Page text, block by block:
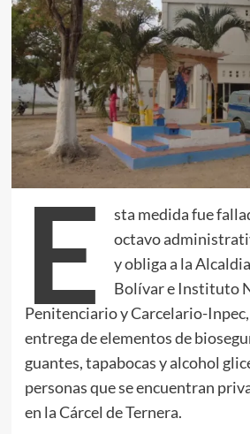
E
sta medida fue
octavo
y obliga a la
Bolívar e Instituto
Penitenciario y Carcelario-
entrega de elementos de
guantes, tapabocas y alcohol
personas que se encuentran
en la Cárcel de Ternera.